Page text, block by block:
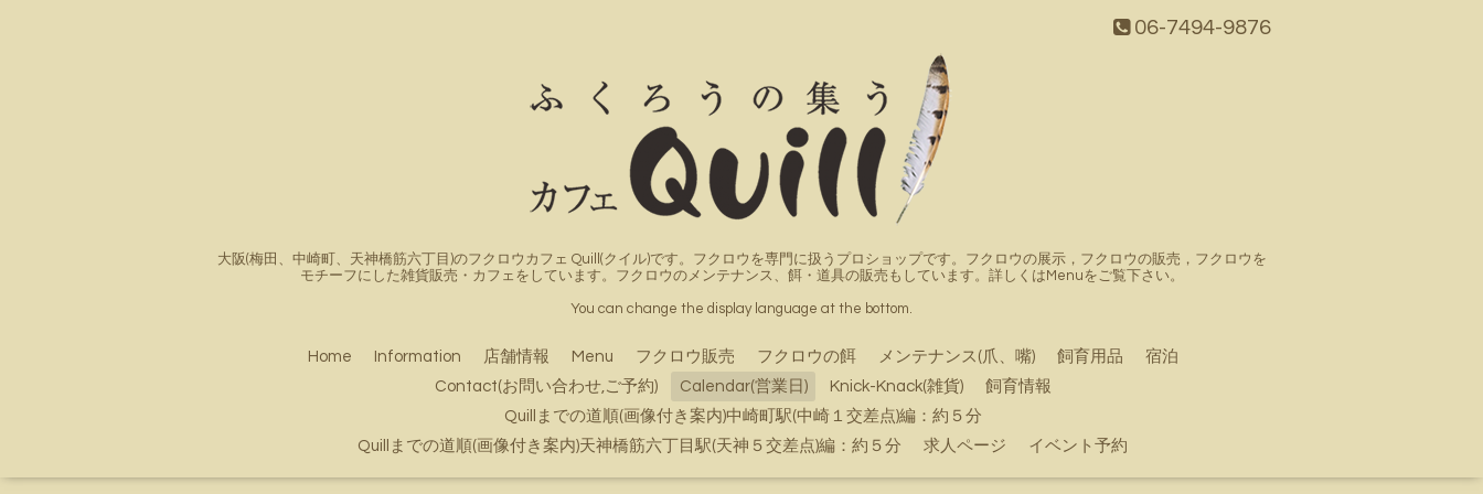
06-7494-9876
大阪(梅田、中崎町、天神橋筋六丁目)のフクロウカフェ Quill(クイル)です。フクロウを専門に扱うプロショップです。フクロウの展示，フクロウの販売，フクロウを
モチーフにした雑貨販売・カフェをしています。フクロウのメンテナンス、餌・道具の販売もしています。詳しくはMenuをご覧下さい。
You can change the display language at the bottom.
Home Information 店舗情報 Menu フクロウ販売 フクロウの餌 メンテナンス(爪、嘴) 飼育用品
宿泊
Contact(お問い合わせ,ご予約)
Calendar(営業日) Knick-Knack(雑貨)
飼育情報
Quillまでの道順(画像付き案内)中崎町駅(中崎１交差点)編：約５分
Quillまでの道順(画像付き案内)天神橋筋六丁目駅(天神５交差点)編：約５分
求人ページ イベント予約